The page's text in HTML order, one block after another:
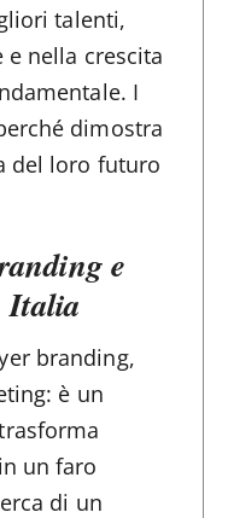
talenti,
nella crescita
I
dimostra
del loro futuro
e
Italia
branding,
è un
un faro
di un